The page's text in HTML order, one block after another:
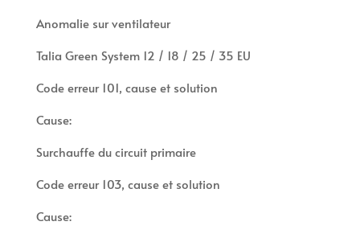
Anomalie sur ventilateur
Talia Green System 12 / 18 / 25 / 35 EU
Code erreur 101, cause et solution
Cause:
Surchauffe du circuit primaire
Code erreur 103, cause et solution
Cause: